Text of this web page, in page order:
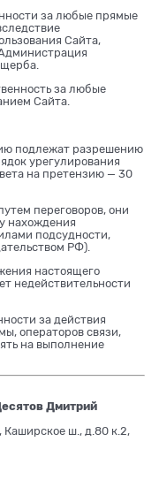
за любые прямые
Сайта,
за любые
Сайта.
подлежат разрешению
урегулирования
на претензию — 30
переговоров, они
нахождения
подсудности,
РФ).
настоящего
недействительности
за действия
операторов связи,
на выполнение
Дмитрий
Каширское ш., д.80 к.2,